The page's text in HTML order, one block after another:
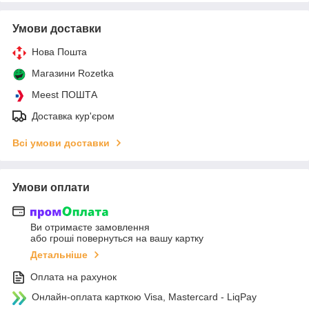
Умови доставки
Нова Пошта
Магазини Rozetka
Meest ПОШТА
Доставка кур'єром
Всі умови доставки
Умови оплати
Ви отримаєте замовлення
або гроші повернуться на вашу картку
Детальніше
Оплата на рахунок
Онлайн-оплата карткою Visa, Mastercard - LiqPay